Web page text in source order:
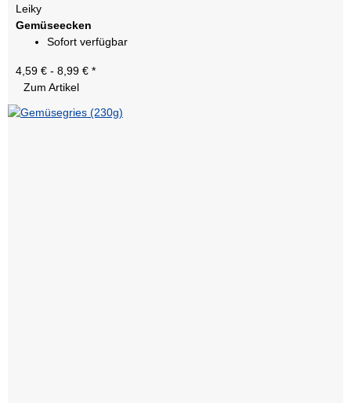
Leiky
Gemüseecken
Sofort verfügbar
4,59 € - 8,99 € *
Zum Artikel